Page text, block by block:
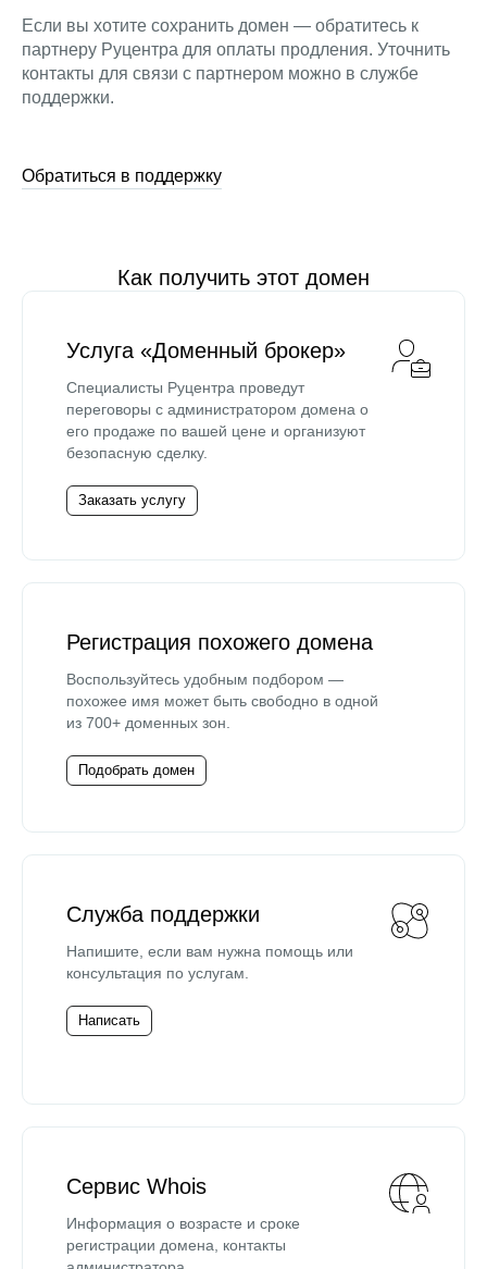
Если вы хотите сохранить домен — обратитесь к
партнеру Руцентра для оплаты продления. Уточнить
контакты для связи с партнером можно в службе
поддержки.
Обратиться в поддержку
Как получить этот домен
Услуга «Доменный брокер»
Специалисты Руцентра проведут
переговоры с администратором домена о
его продаже по вашей цене и организуют
безопасную сделку.
Заказать услугу
Регистрация похожего домена
Воспользуйтесь удобным подбором —
похожее имя может быть свободно в одной
из 700+ доменных зон.
Подобрать домен
Служба поддержки
Напишите, если вам нужна помощь или
консультация по услугам.
Написать
Сервис Whois
Информация о возрасте и сроке
регистрации домена, контакты